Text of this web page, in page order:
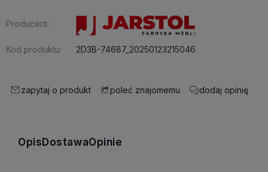
Producent:
Kod produktu: 2D3B-74687_20250123215046
zapytaj o produkt poleć znajomemu dodaj opinię
OpisDostawaOpinie